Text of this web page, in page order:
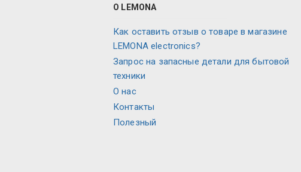
О LEMONA
Как оставить отзыв о товаре в магазине
LEMONA electronics?
Запрос на запасные детали для бытовой
техники
О нас
Контакты
Полезный